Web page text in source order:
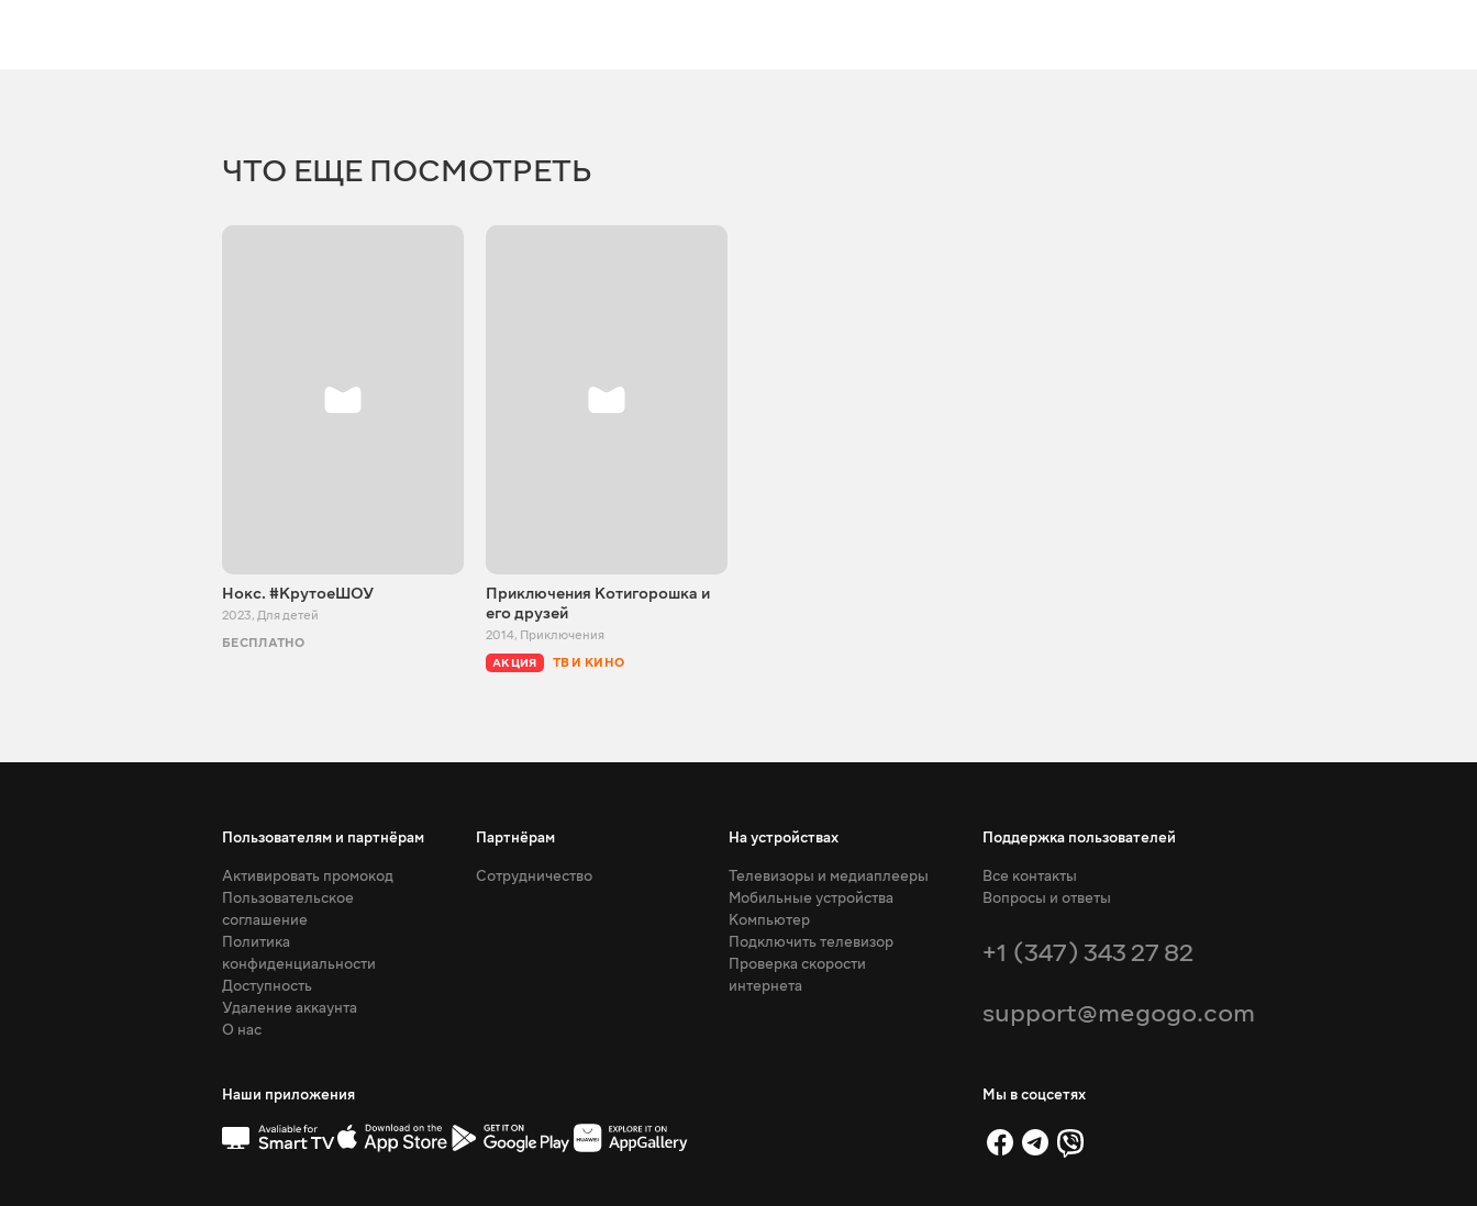
ЧТО ЕЩЕ ПОСМОТРЕТЬ
Нокс. #КрутоеШОУ
2023, Для детей
БЕСПЛАТНО
Приключения Котигорошка и
его друзей
2014, Приключения
АКЦИЯ ТВ И КИНО
Пользователям и партнёрам
Активировать промокод
Пользовательское
соглашение
Политика
конфиденциальности
Доступность
Удаление аккаунта
О нас
Партнёрам
Сотрудничество
На устройствах
Телевизоры и медиаплееры
Мобильные устройства
Компьютер
Подключить телевизор
Проверка скорости
интернета
Поддержка пользователей
Все контакты
Вопросы и ответы
+1 (347) 343 27 82
support@megogo.com
Наши приложения Мы в соцсетях